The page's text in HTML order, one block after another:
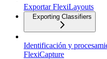
Exportar FlexiLayouts
Exporting Classifiers
Identificación y
FlexiCapture